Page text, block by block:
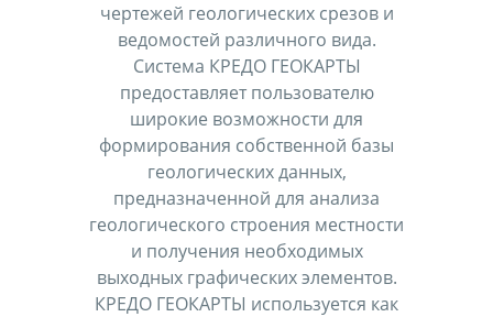
чертежей геологических срезов и
ведомостей различного вида.
Система КРЕДО ГЕОКАРТЫ
предоставляет пользователю
широкие возможности для
формирования собственной базы
геологических данных,
предназначенной для анализа
геологического строения местности
и получения необходимых
выходных графических элементов.
КРЕДО ГЕОКАРТЫ используется как